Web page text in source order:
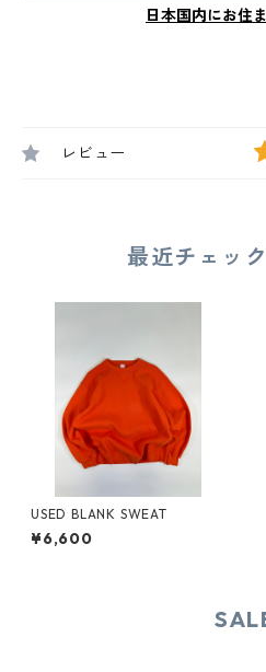
日本国内にお住
レビュー
最近チェッ
USED BLANK SWEAT
¥6,600